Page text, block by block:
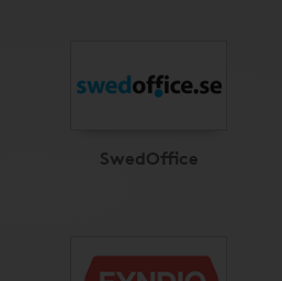
SwedOffice